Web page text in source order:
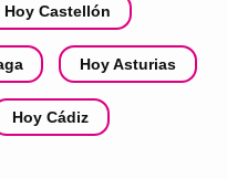
Hoy Castellón
Hoy Asturias
Hoy Cádiz